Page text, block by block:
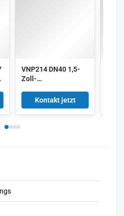
VNP214 DN40 1,5-
Zoll-
220/50 Aluminium-
Puls
Kontakt jetzt